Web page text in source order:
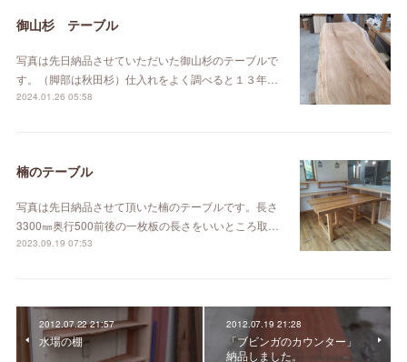
御山杉 テーブル
写真は先日納品させていただいた御山杉のテーブルで
す。（脚部は秋田杉）仕入れをよく調べると１３年…
2024.01.26 05:58
楠のテーブル
写真は先日納品させて頂いた楠のテーブルです。長さ
3300㎜奥行500前後の一枚板の長さをいいところ取…
2023.09.19 07:53
2012.07.22 21:57
水場の棚
2012.07.19 21:28
「ブビンガのカウンター」
納品しました。